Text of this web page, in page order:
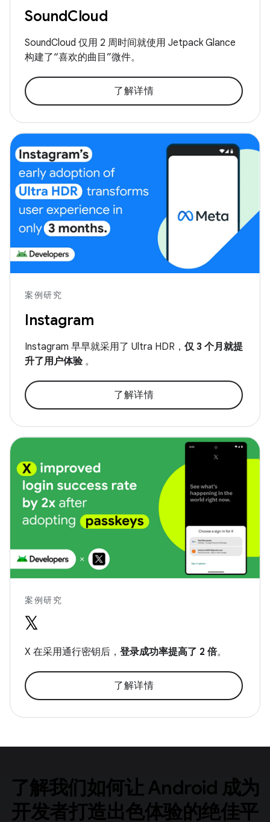
SoundCloud
SoundCloud 仅用 2 周时间就使用 Jetpack Glance
构建了“喜欢的曲目”微件。
了解详情
案例研究
Instagram
Instagram 早早就采用了 Ultra HDR， 仅 3 个月就提
升了用户体验 。
了解详情
案例研究
X 在采用通行密钥后， 登录成功率提高了 2 倍。
了解详情
了解我们如何让 Android 成为
开发者打造出色体验的绝佳平